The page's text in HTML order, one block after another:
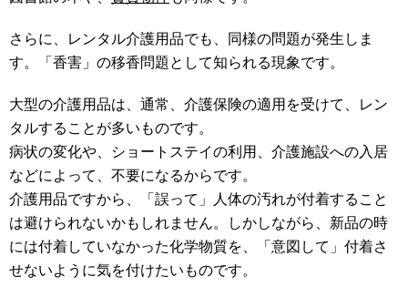
さらに、レンタル介護用品でも、同様の問題が発生しま
す。「香害」の移香問題として知られる現象です。
大型の介護用品は、通常、介護保険の適用を受けて、レン
タルすることが多いものです。
病状の変化や、ショートステイの利用、介護施設への入居
などによって、不要になるからです。
介護用品ですから、「誤って」人体の汚れが付着すること
は避けられないかもしれません。しかしながら、新品の時
には付着していなかった化学物質を、「意図して」付着さ
せないように気を付けたいものです。